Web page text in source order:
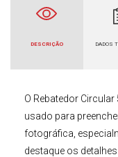
DESCRIÇÃO DADOS
O Rebatedor Circular
usado para
fotográfica,
destaque os